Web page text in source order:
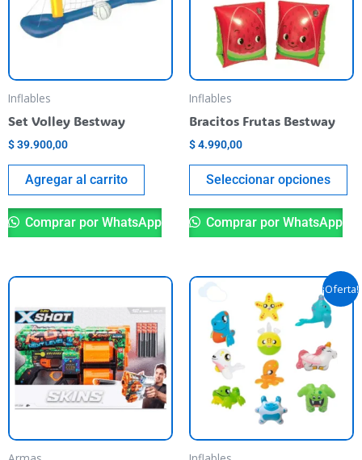
Inflables
Set Volley Bestway
$39.900,00
Agregar al carrito
Comprar por WhatsApp
Inflables
Bracitos Frutas Bestway
$4.990,00
Seleccionar opciones
se
Comprar por WhatsApp
¡Oferta!
El
precio
original
era:
$ 5.200,00.
El
precio
actual
es:
$ 4.990,00.